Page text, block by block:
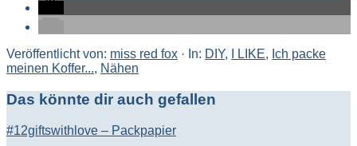
Veröffentlicht von: miss red fox · In: DIY, I LIKE, Ich packe
meinen Koffer..., Nähen
Das könnte dir auch gefallen
#12giftswithlove – Packpapier